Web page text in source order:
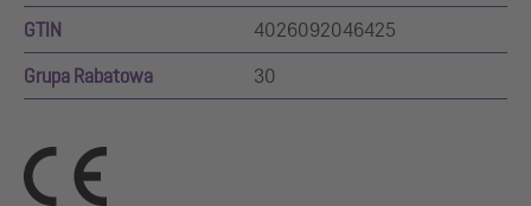
GTIN 4026092046425
Grupa Rabatowa 30